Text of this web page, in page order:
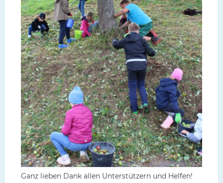
Ganz lieben Dank allen Unterstützern und Helfen!